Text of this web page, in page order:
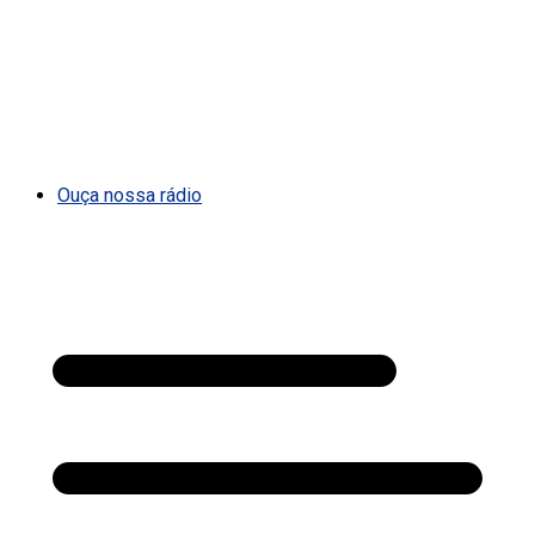
Ouça nossa rádio